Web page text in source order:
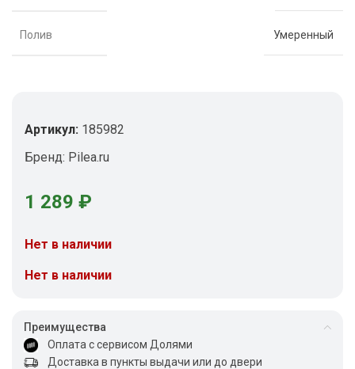
Полив Умеренный
Артикул: 185982
Бренд: Pilea.ru
1 289 ₽
Нет в наличии
Нет в наличии
Преимущества
Оплата с сервисом Долями
Доставка в пункты выдачи или до двери